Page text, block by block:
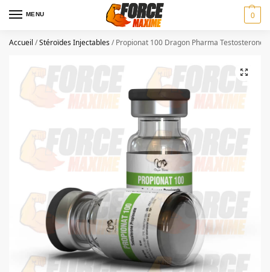
MENU 0
Accueil /Stéroïdes Injectables/Propionat 100 Dragon Pharma Testosterone